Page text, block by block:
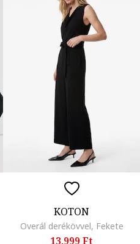
KOTON
Overál derékövvel, Fekete
13.999 Ft